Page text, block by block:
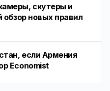
скутеры и
обзор новых правил
если Армения
Economist